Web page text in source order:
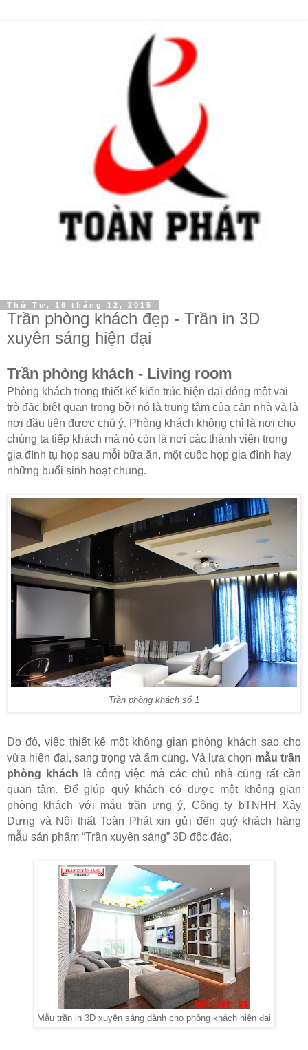
Thứ Tư, 16 tháng 12, 2015
Trần phòng khách đẹp - Trần in 3D
xuyên sáng hiện đại
Trần phòng khách - Living room
Phòng khách trong thiết kế kiến trúc hiện đại đóng một vai
trò đặc biệt quan trọng bởi nó là trung tâm của căn nhà và là
nơi đầu tiên được chú ý. Phòng khách không chỉ là nơi cho
chúng ta tiếp khách mà nó còn là nơi các thành viên trong
gia đình tụ họp sau mỗi bữa ăn, một cuộc họp gia đình hay
những buổi sinh hoạt chung.
Trần phòng khách số 1
Do đó, việc thiết kế một không gian phòng khách sao cho
vừa hiện đại, sang trọng và ấm cúng. Và lựa chọn mẫu trần
phòng khách là công việc mà các chủ nhà cũng rất cần
quan tâm. Để giúp quý khách có được một không gian
phòng khách với mẫu trần ưng ý, Công ty bTNHH Xây
Dựng và Nội thất Toàn Phát xin gửi đến quý khách hàng
mẫu sản phẩm “Trần xuyên sáng” 3D độc đáo.
Mẫu trần in 3D xuyên sáng dành cho phòng khách hiện đại